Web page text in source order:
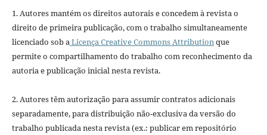
1. Autores mantém os direitos autorais e concedem à revista o
direito de primeira publicação, com o trabalho simultaneamente
licenciado sob aLicença Creative Commons Attributionque
permite o compartilhamento do trabalho com reconhecimento da
autoria e publicação inicial nesta revista.
2. Autores têm autorização para assumir contratos adicionais
separadamente, para distribuição não-exclusiva da versão do
trabalho publicada nesta revista (ex.: publicar em repositório